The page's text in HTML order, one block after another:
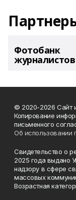
Фотобанк
© 2020-2026 Сайт
Копирование
письменного
Об использовании
Свидетельство о
2025 года выдано
надзору в сфере
массовых
Возрастная